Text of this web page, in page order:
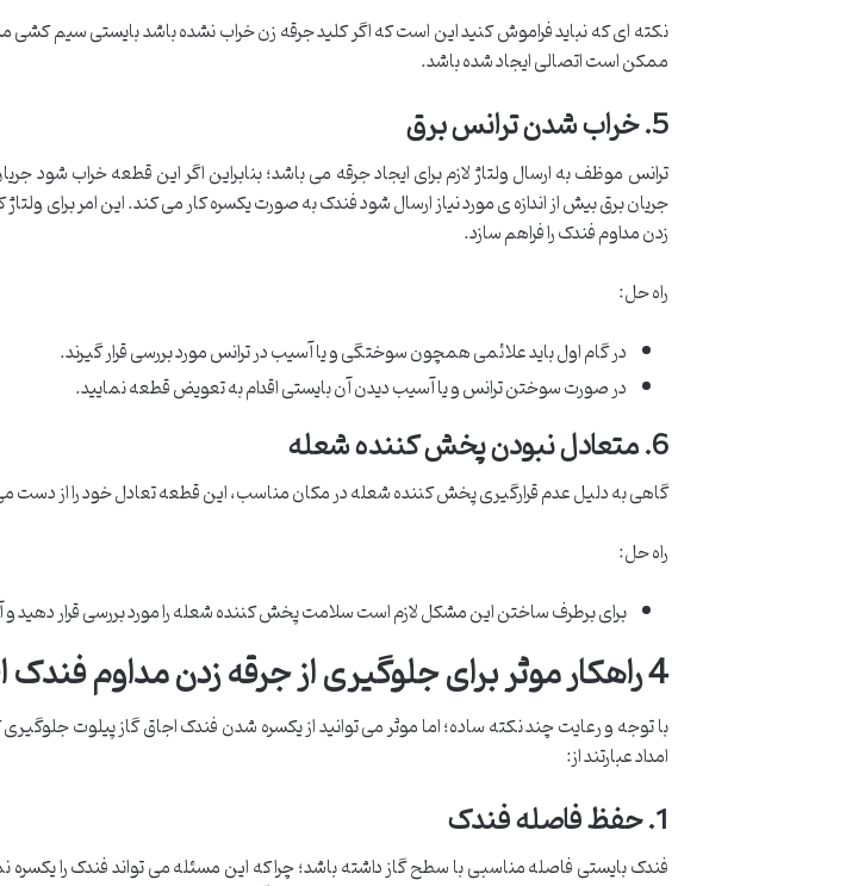
نکته ای که نباید فراموش کنید این است که اگر کلید جرقه زن خراب نشده باشد بایستی سیم کشی
ممکن است اتصالی ایجاد شده باشد.
5. خراب شدن ترانس برق
ترانس موظف به ارسال ولتاژ لازم برای ایجاد جرقه می باشد؛ بنابراین اگر این قطعه خراب شود
جریان برق بیش از اندازه ی مورد نیاز ارسال شود فندک به صورت یکسره کار می کند. این امر برای
زدن مداوم فندک را فراهم سازد.
راه حل:
در گام اول باید علائمی همچون سوختگی و یا آسیب در ترانس مورد بررسی قرار گیرند.
در صورت سوختن ترانس و یا آسیب دیدن آن بایستی اقدام به تعویض قطعه نمایید.
6. متعادل نبودن پخش کننده شعله
گاهی به دلیل عدم قرارگیری پخش کننده شعله در مکان مناسب، این قطعه تعادل خود را از
راه حل:
برای برطرف ساختن این مشکل لازم است سلامت پخش کننده شعله را مورد بررسی قرار دهید
4 راهکار موثر برای جلوگیری از جرقه زدن مداوم فندک اجاق گاز
با توجه و رعایت چند نکته ساده؛ اما موثر می توانید از یکسره شدن فندک اجاق گاز پیلوت
امداد عبارتند از:
1. حفظ فاصله فندک
فندک بایستی فاصله مناسبی با سطح گاز داشته باشد؛ چرا که این مسئله می تواند فندک را یکسره